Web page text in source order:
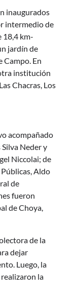
inaugurados
intermedio de
18,4 km-
jardín de
Campo. En
institución
Chacras, Los
acompañado
Neder y
Niccolai; de
Aldo
de
fueron
de Choya,
de la
dejar
Luego, la
la